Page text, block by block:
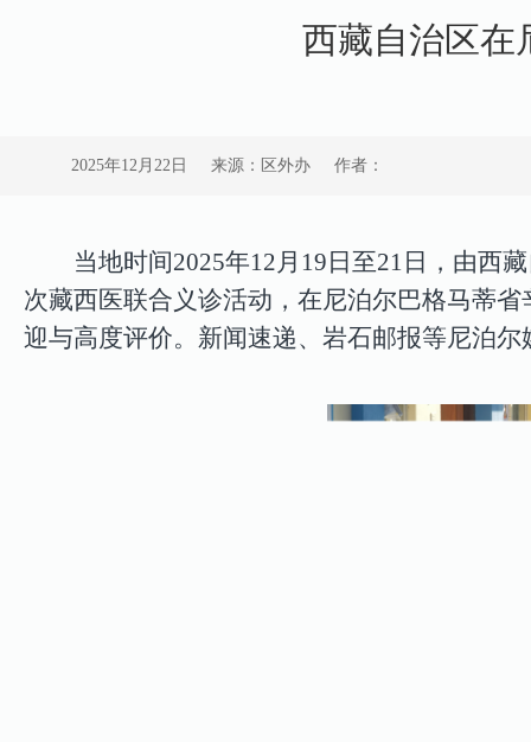
西藏自治区在
2025年12月22日 来源：区外办 作者：
当地时间2025年12月 19 日至21 日，由西
次藏西医联合义诊活动，在尼泊尔巴格马蒂
迎与高度评价。 新闻速递、岩石邮报等尼泊